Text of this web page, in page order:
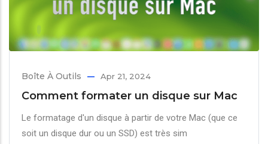
Boîte À Outils Apr 21, 2024
Comment formater un disque sur Mac
Le formatage d'un disque à partir de votre Mac (que ce
soit un disque dur ou un SSD) est très sim